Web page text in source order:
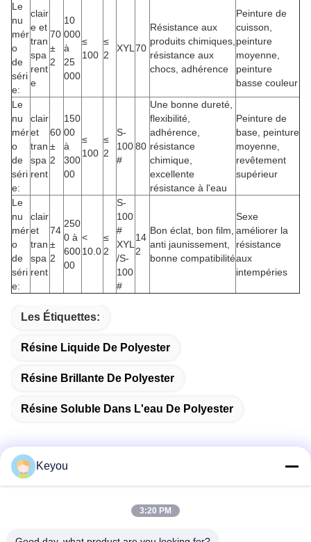
Le
nu
mér
o
de
séri
e:
clair
e et
tran
spa
rent
e
70
±
2
10
000
à
25
000
≤
100
≤
2
XYL 70
Résistance aux
produits chimiques,
résistance aux
chocs, adhérence
Peinture de
cuisson,
peinture
moyenne,
peinture
basse couleur
Le
nu
mér
o
de
séri
e:
clair
et
tran
spa
rent
60
±
2
150
00
à
300
00
≤
100
≤
2
S-
100
#
80
Une bonne dureté,
flexibilité,
adhérence,
résistance
chimique,
excellente
résistance à l'eau
Peinture de
base, peinture
moyenne,
revêtement
supérieur
Le
nu
mér
o
de
séri
e:
clair
et
tran
spa
rent
74
±
2
250
0 à
600
00
<
10.0
≤
2
S-
100
#
XYL
/S-
100
#
14
2
Bon éclat, bon film,
anti jaunissement,
bonne compatibilité
Sexe
améliorer la
résistance
aux
intempéries
Les Étiquettes:
Résine Liquide De Polyester
Résine Brillante De Polyester
Résine Soluble Dans L'eau De Polyester
Keyou
3:20 PM